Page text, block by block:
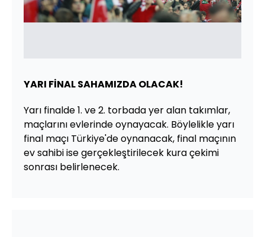
YARI FİNAL SAHAMIZDA OLACAK!
Yarı finalde 1. ve 2. torbada yer alan takımlar,
maçlarını evlerinde oynayacak. Böylelikle yarı
final maçı Türkiye'de oynanacak, final maçının
ev sahibi ise gerçekleştirilecek kura çekimi
sonrası belirlenecek.